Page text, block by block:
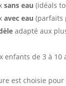
sans eau (idéals
avec eau (parfaits
adapté aux
enfants de 3 à 10
est choisie pour